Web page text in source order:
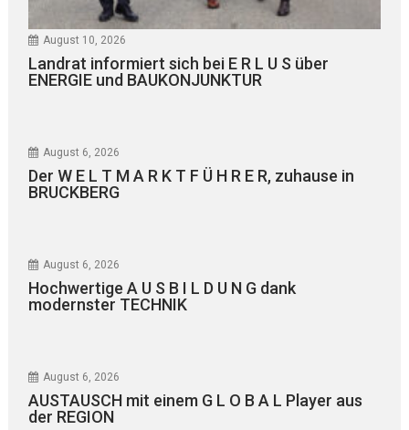
August 10, 2026
Landrat informiert sich bei E R L U S über
ENERGIE und BAUKONJUNKTUR
August 6, 2026
Der W E L T M A R K T F Ü H R E R, zuhause in
BRUCKBERG
August 6, 2026
Hochwertige A U S B I L D U N G dank
modernster TECHNIK
August 6, 2026
AUSTAUSCH mit einem G L O B A L Player aus
der REGION